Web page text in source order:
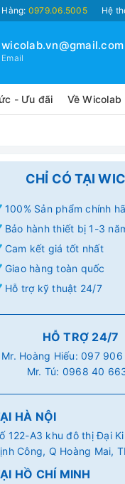
0979.06.5005 Hệ
wicolab.vn@gmail.com
Email
- Ưu đãi Về Wicolab
CHỈ CÓ TẠI
100% Sản phẩm chính
Bảo hành thiết bị 1-3
Cam kết giá tốt nhất
Giao hàng toàn quốc
Hỗ trợ kỹ thuật 24/7
HỖ TRỢ 24/7
Mr. Hoàng Hiếu:097
Mr. Tú: 0968 40
HÀ NỘI
122-A3 khu đô thị Đại
Công, Q Hoàng Mai,
HỒ CHÍ MINH